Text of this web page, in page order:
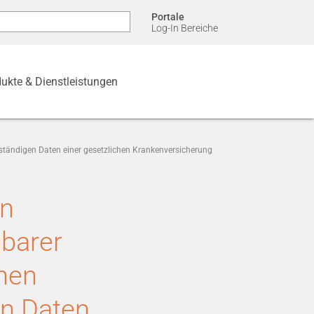
Portale
Log-In Bereiche
& Dienstleistungen
Daten einer gesetzlichen Krankenversicherung